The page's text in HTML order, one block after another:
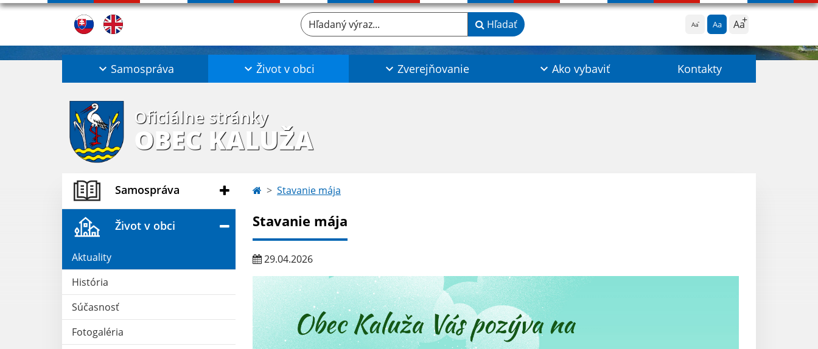
Aa Aa Aa
Hľadaný výraz... Hľadať
Samospráva Život v obci Zverejňovanie Ako vybaviť Kontakty
Oficiálne stránky
OBEC KALUŽA
Samospráva
Život v obci
Aktuality
História
Súčasnosť
Fotogaléria
Stavanie mája
Stavanie mája
29.04.2026